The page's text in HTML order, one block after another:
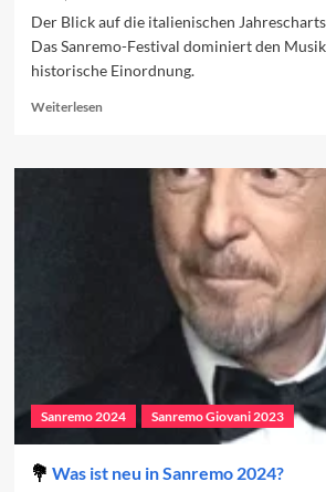
Der Blick auf die italienischen
Das Sanremo-Festival dominiert den
historische Einordnung.
WeiterlesenRead
Sanremo-
Jahrescharts
Sanremo 2024 Sanremo Giovani 2023
Was ist neu in Sanremo 2024?